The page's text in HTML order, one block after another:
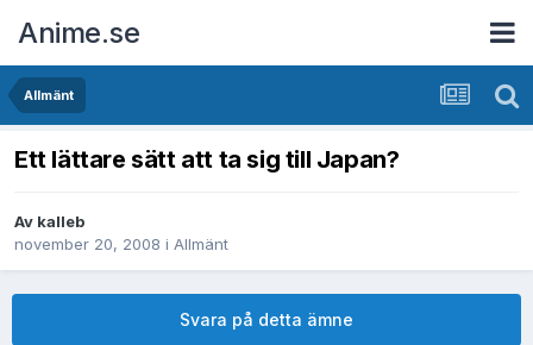
Anime.se
Allmänt
Ett lättare sätt att ta sig till Japan?
Av kalleb
november 20, 2008 i Allmänt
Svara på detta ämne